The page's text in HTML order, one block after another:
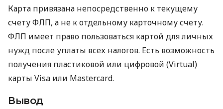
Карта привязана непосредственно к текущему
счету ФЛП, а не к отдельному карточному счету.
ФЛП имеет право пользоваться картой для личных
нужд после уплаты всех налогов. Есть возможность
получения пластиковой или цифровой (Virtual)
карты Visa или Mastercard.
Вывод